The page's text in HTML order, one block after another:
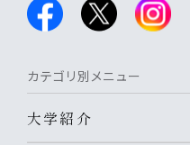
カテゴリ別メニュー
大学紹介